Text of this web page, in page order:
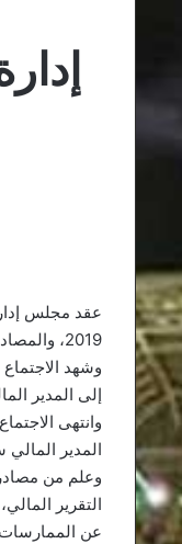
عقد مجلس
2019، والمصادقة على قرار إقالة المدير المالي، عبد الغاني سبتي.
وشهد
إلى المدير
المدير المالي
وعلم من مصادر
التقرير
عن الممارسات